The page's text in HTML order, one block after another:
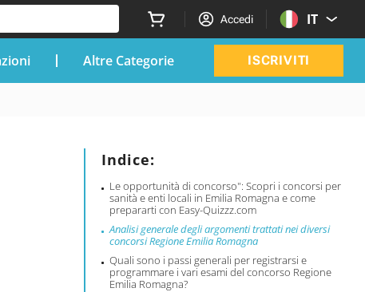
Accedi IT
Altre Categorie ISCRIVITI
Indice:
Le opportunità di concorso": Scopri i concorsi per
sanità e enti locali in Emilia Romagna e come
prepararti con Easy-Quizzz.com
Analisi generale degli argomenti trattati nei diversi
concorsi Regione Emilia Romagna
Quali sono i passi generali per registrarsi e
programmare i vari esami del concorso Regione
Emilia Romagna?